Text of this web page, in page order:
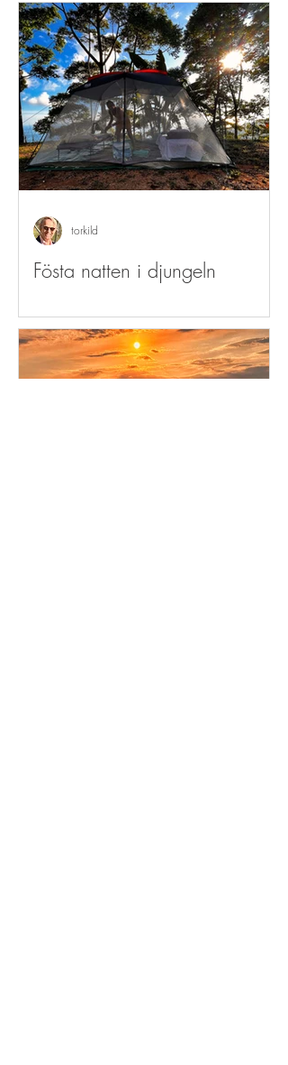
Fösta natten i djungeln
torkild